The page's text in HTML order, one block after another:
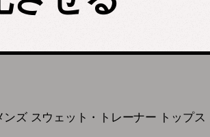
ンズ スウェット・トレーナー トップ